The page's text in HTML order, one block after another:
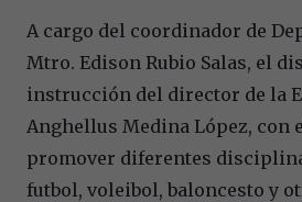
A cargo del coordinador de
Mtro. Edison Rubio Salas, el
instrucción del director de la
Anghellus Medina López, con
promover diferentes
futbol, voleibol, baloncesto y